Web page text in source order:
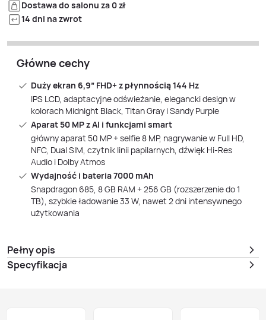
Dostawa do salonu za 0 zł
14 dni na zwrot
Główne cechy
Duży ekran 6,9” FHD+ z płynnością 144 Hz
IPS LCD, adaptacyjne odświeżanie, elegancki design w
kolorach Midnight Black, Titan Gray i Sandy Purple
Aparat 50 MP z AI i funkcjami smart
główny aparat 50 MP + selfie 8 MP, nagrywanie w Full HD,
NFC, Dual SIM, czytnik linii papilarnych, dźwięk Hi-Res
Audio i Dolby Atmos
Wydajność i bateria 7000 mAh
Snapdragon 685, 8 GB RAM + 256 GB (rozszerzenie do 1
TB), szybkie ładowanie 33 W, nawet 2 dni intensywnego
użytkowania
Pełny opis
Specyfikacja